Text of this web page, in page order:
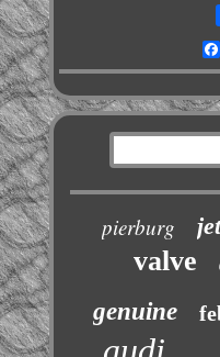
pierburg
valve
genuine